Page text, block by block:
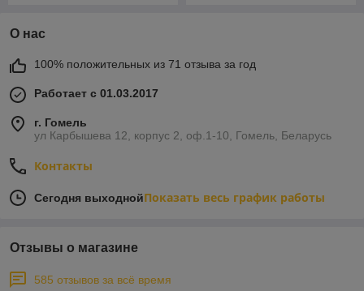
О нас
100% положительных из 71 отзыва за год
Работает с 01.03.2017
г. Гомель
ул Карбышева 12, корпус 2, оф.1-10, Гомель, Беларусь
Контакты
Сегодня выходнойПоказать весь график работы
Отзывы о магазине
585 отзывов за всё время